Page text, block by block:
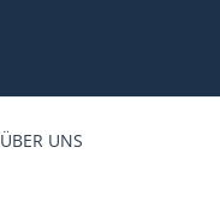
ÜBER UNS